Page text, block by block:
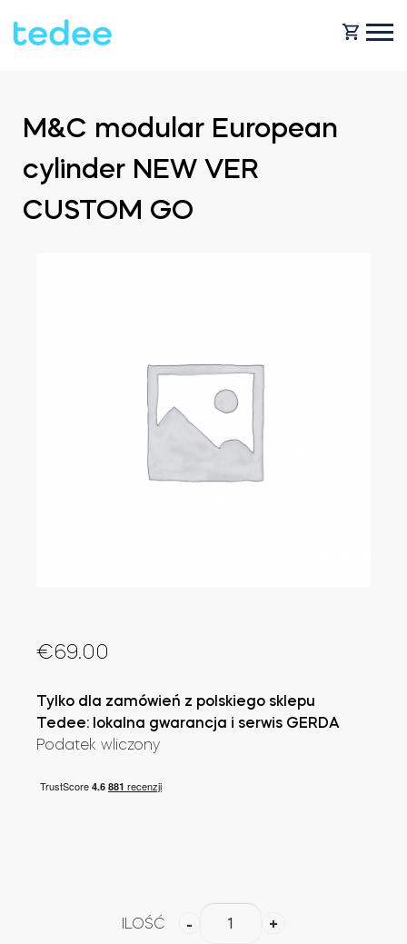
Dom
PRODUKTY
Door Sensor
Dedykowane wkładki Tedee
ZNAJDŹ SKLEP
M&C modular European
cylinder NEW VER
CUSTOM GO
€69.00
Tylko dla zamówień z polskiego sklepu
Tedee: lokalna gwarancja i serwis GERDA
Podatek wliczony
ILOŚĆ - +